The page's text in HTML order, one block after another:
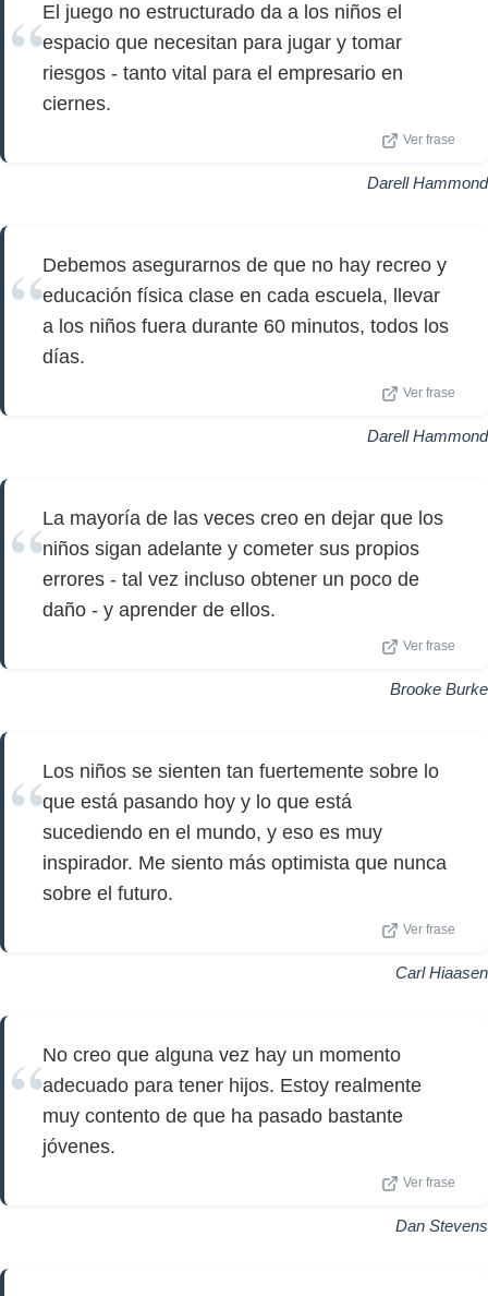
El juego no estructurado da a los niños el
espacio que necesitan para jugar y tomar
riesgos - tanto vital para el empresario en
ciernes.
Ver frase
Darell Hammond
Debemos asegurarnos de que no hay recreo y
educación física clase en cada escuela, llevar
a los niños fuera durante 60 minutos, todos los
días.
Ver frase
Darell Hammond
La mayoría de las veces creo en dejar que los
niños sigan adelante y cometer sus propios
errores - tal vez incluso obtener un poco de
daño - y aprender de ellos.
Ver frase
Brooke Burke
Los niños se sienten tan fuertemente sobre lo
que está pasando hoy y lo que está
sucediendo en el mundo, y eso es muy
inspirador. Me siento más optimista que nunca
sobre el futuro.
Ver frase
Carl Hiaasen
No creo que alguna vez hay un momento
adecuado para tener hijos. Estoy realmente
muy contento de que ha pasado bastante
jóvenes.
Ver frase
Dan Stevens